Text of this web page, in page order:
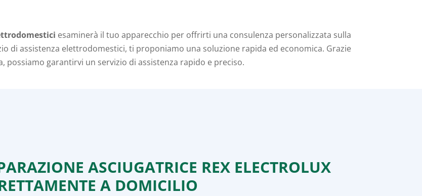
esaminerà il tuo apparecchio per offrirti una consulenza personalizzata sulla
di assistenza elettrodomestici, ti proponiamo una soluzione rapida ed economica. Grazie
possiamo garantirvi un servizio di assistenza rapido e preciso.
ASCIUGATRICE REX ELECTROLUX
A DOMICILIO